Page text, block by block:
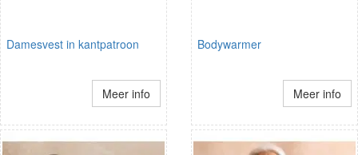
Damesvest in kantpatroon
Meer info
Bodywarmer
Meer info